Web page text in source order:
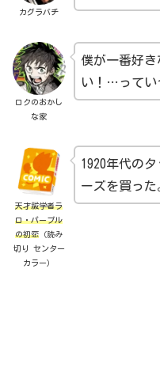
カグラバチ
ロクのおかし
な家
僕が一番好
い！…ってい
天才祓学者ラ
ロ・パープル
の初恋 （読み
切り センター
カラー）
1920年代の
ーズを買った